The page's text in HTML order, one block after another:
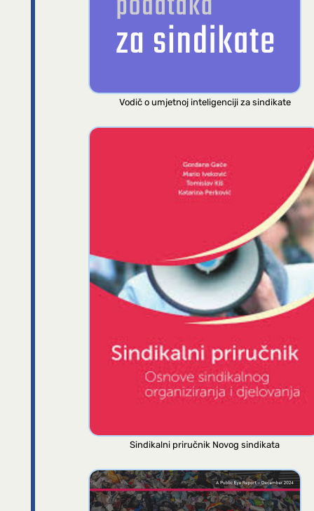
Vodič o umjetnoj inteligenciji za sindikate
Sindikalni priručnik Novog sindikata